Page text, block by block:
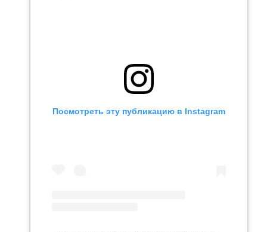
Посмотреть эту публикацию в Instagram